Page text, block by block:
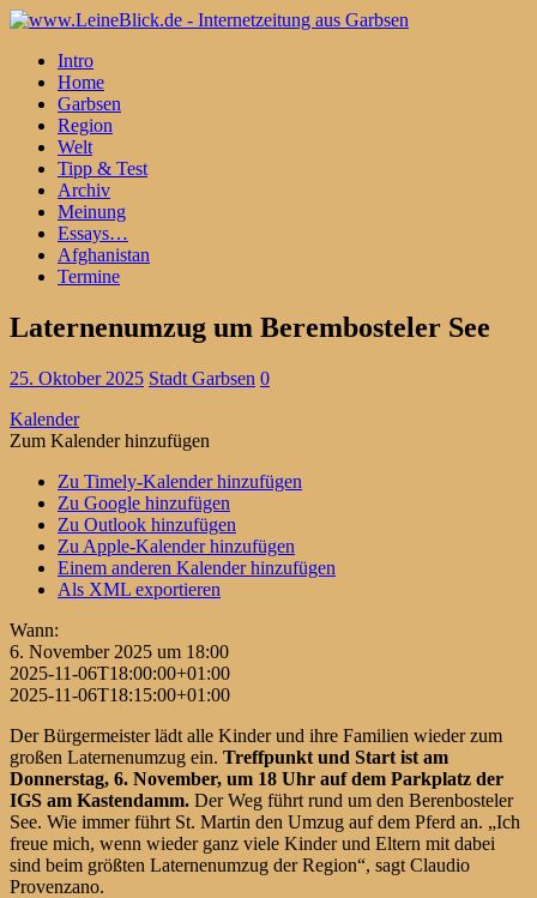
Intro
Home
Garbsen
Region
Welt
Tipp & Test
Archiv
Meinung
Essays…
Afghanistan
Termine
Laternenumzug um Berembosteler See
25. Oktober 2025 Stadt Garbsen 0
Kalender
Zum Kalender hinzufügen
Zu Timely-Kalender hinzufügen
Zu Google hinzufügen
Zu Outlook hinzufügen
Zu Apple-Kalender hinzufügen
Einem anderen Kalender hinzufügen
Als XML exportieren
Wann:
6. November 2025 um 18:00
2025-11-06T18:00:00+01:00
2025-11-06T18:15:00+01:00
Der Bürgermeister lädt alle Kinder und ihre Familien wieder zum
großen Laternenumzug ein. Treffpunkt und Start ist am
Donnerstag, 6. November, um 18 Uhr auf dem Parkplatz der
IGS am Kastendamm. Der Weg führt rund um den Berenbosteler
See. Wie immer führt St. Martin den Umzug auf dem Pferd an. „Ich
freue mich, wenn wieder ganz viele Kinder und Eltern mit dabei
sind beim größten Laternenumzug der Region“, sagt Claudio
Provenzano.